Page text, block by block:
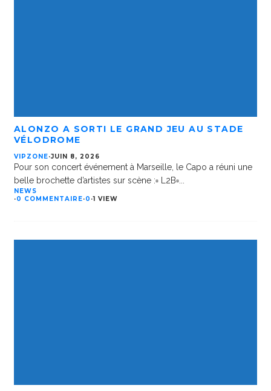
ALONZO A SORTI LE GRAND JEU AU STADE
VÉLODROME
VIPZONE·JUIN 8, 2026
Pour son concert événement à Marseille, le Capo a réuni une
belle brochette d’artistes sur scène :▫️ L2B▫️
NEWS
·0 COMMENTAIRE·0 ·1 VIEW